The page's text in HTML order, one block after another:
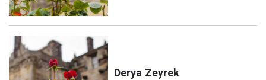
Derya Zeyrek